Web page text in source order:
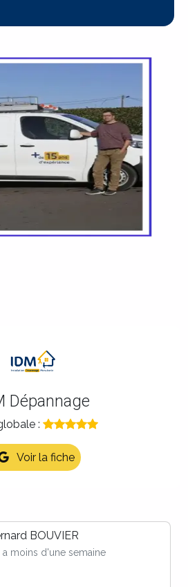
Dépannage
:
Voir la fiche